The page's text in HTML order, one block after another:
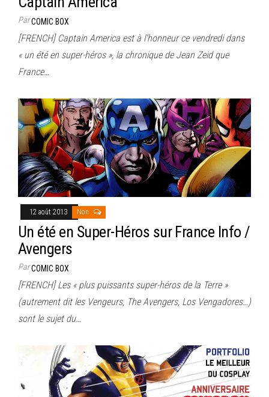
ParCOMIC BOX
[FRENCH] Captain America est à l’honneur ce vendredi dans
« un été en super-héros », la chronique de Jean Zeid que
France…
12 août 2013 Non
Un été en Super-Héros sur France Info /
Avengers
ParCOMIC BOX
[FRENCH] Les « plus puissants super-héros de la Terre »
(autrement dit les Vengeurs, The Avengers, Los Vengadores…)
sont le sujet du…